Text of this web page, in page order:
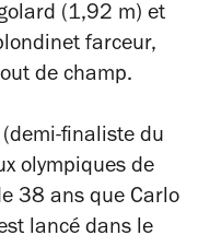
(1,92 m) et
farceur,
de champ.
finaliste du
olympiques de
38 ans que Carlo
lancé dans le